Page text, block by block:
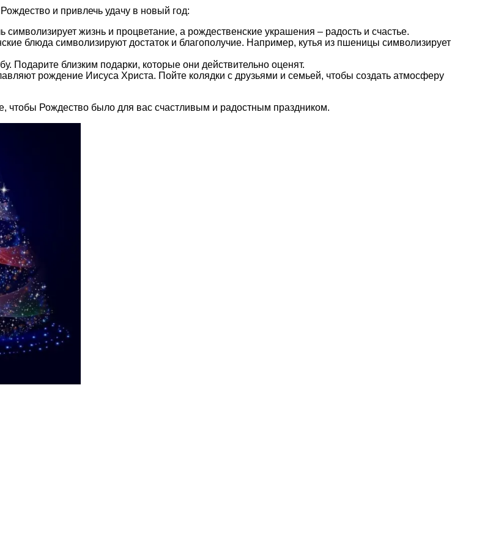
и привлечь удачу в новый год:
жизнь и процветание, а рождественские украшения – радость и счастье.
блюда символизируют достаток и благополучие. Например, кутья из пшеницы символизирует
Подарите близким подарки, которые они действительно оценят.
рождение Иисуса Христа. Пойте колядки с друзьями и семьей, чтобы создать атмосферу
чтобы Рождество было для вас счастливым и радостным праздником.